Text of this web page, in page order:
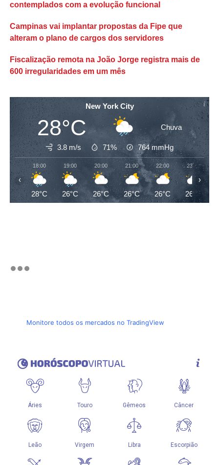
contemplados com a evolução funcional
Campinas vai implantar propostas da Fipe que
alteram o plano de cargos dos servidores
Fiscalização remota na João Jorge registra mais de
600 irregularidades em um mês
New York City
28°C Chuva
3.8 m/s 71% 764mmHg
18:00
28°C
19:00
26°C
20:00
26°C
21:00
26°C
22:00
26°C
23:00
26°C
‹ ›
Monitore todos os mercados no TradingView